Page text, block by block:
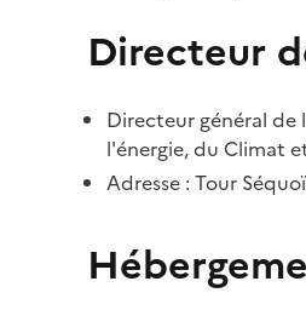
Directeur
Directeur général de
l'énergie, du Climat
Adresse : Tour